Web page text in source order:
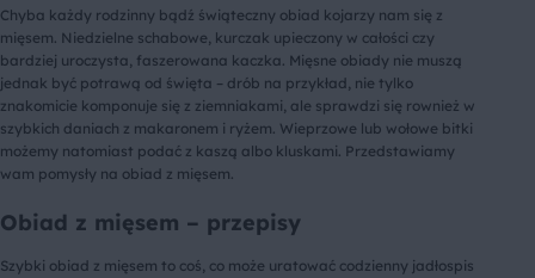
Chyba każdy rodzinny bądź świąteczny obiad kojarzy nam się z
mięsem. Niedzielne schabowe, kurczak upieczony w całości czy
bardziej uroczysta, faszerowana kaczka. Mięsne obiady nie muszą
jednak być potrawą od święta – drób na przykład, nie tylko
znakomicie komponuje się z ziemniakami, ale sprawdzi się rownież w
szybkich daniach z makaronem i ryżem. Wieprzowe lub wołowe bitki
możemy natomiast podać z kaszą albo kluskami. Przedstawiamy
wam pomysły na obiad z mięsem.
Obiad z mięsem – przepisy
Szybki obiad z mięsem to coś, co może uratować codzienny jadłospis